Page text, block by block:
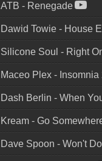
ATB - Renegade
Dawid Towie - House
Silicone Soul - Right
Maceo Plex - Insomnia
Dash Berlin - When
Kream - Go
Dave Spoon - Won't